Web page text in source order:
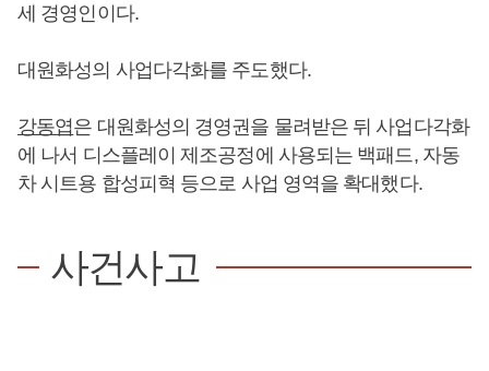
세 경영인이다.
대원화성의 사업다각화를 주도했다.
강동엽은 대원화성의 경영권을 물려받은 뒤 사업다각화
에 나서 디스플레이 제조공정에 사용되는 백패드, 자동
차 시트용 합성피혁 등으로 사업 영역을 확대했다.
사건사고